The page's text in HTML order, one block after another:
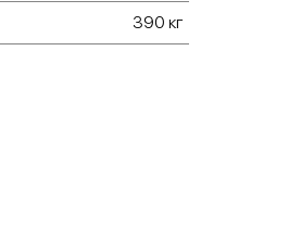
до 50 м;
работающим на
390 кг